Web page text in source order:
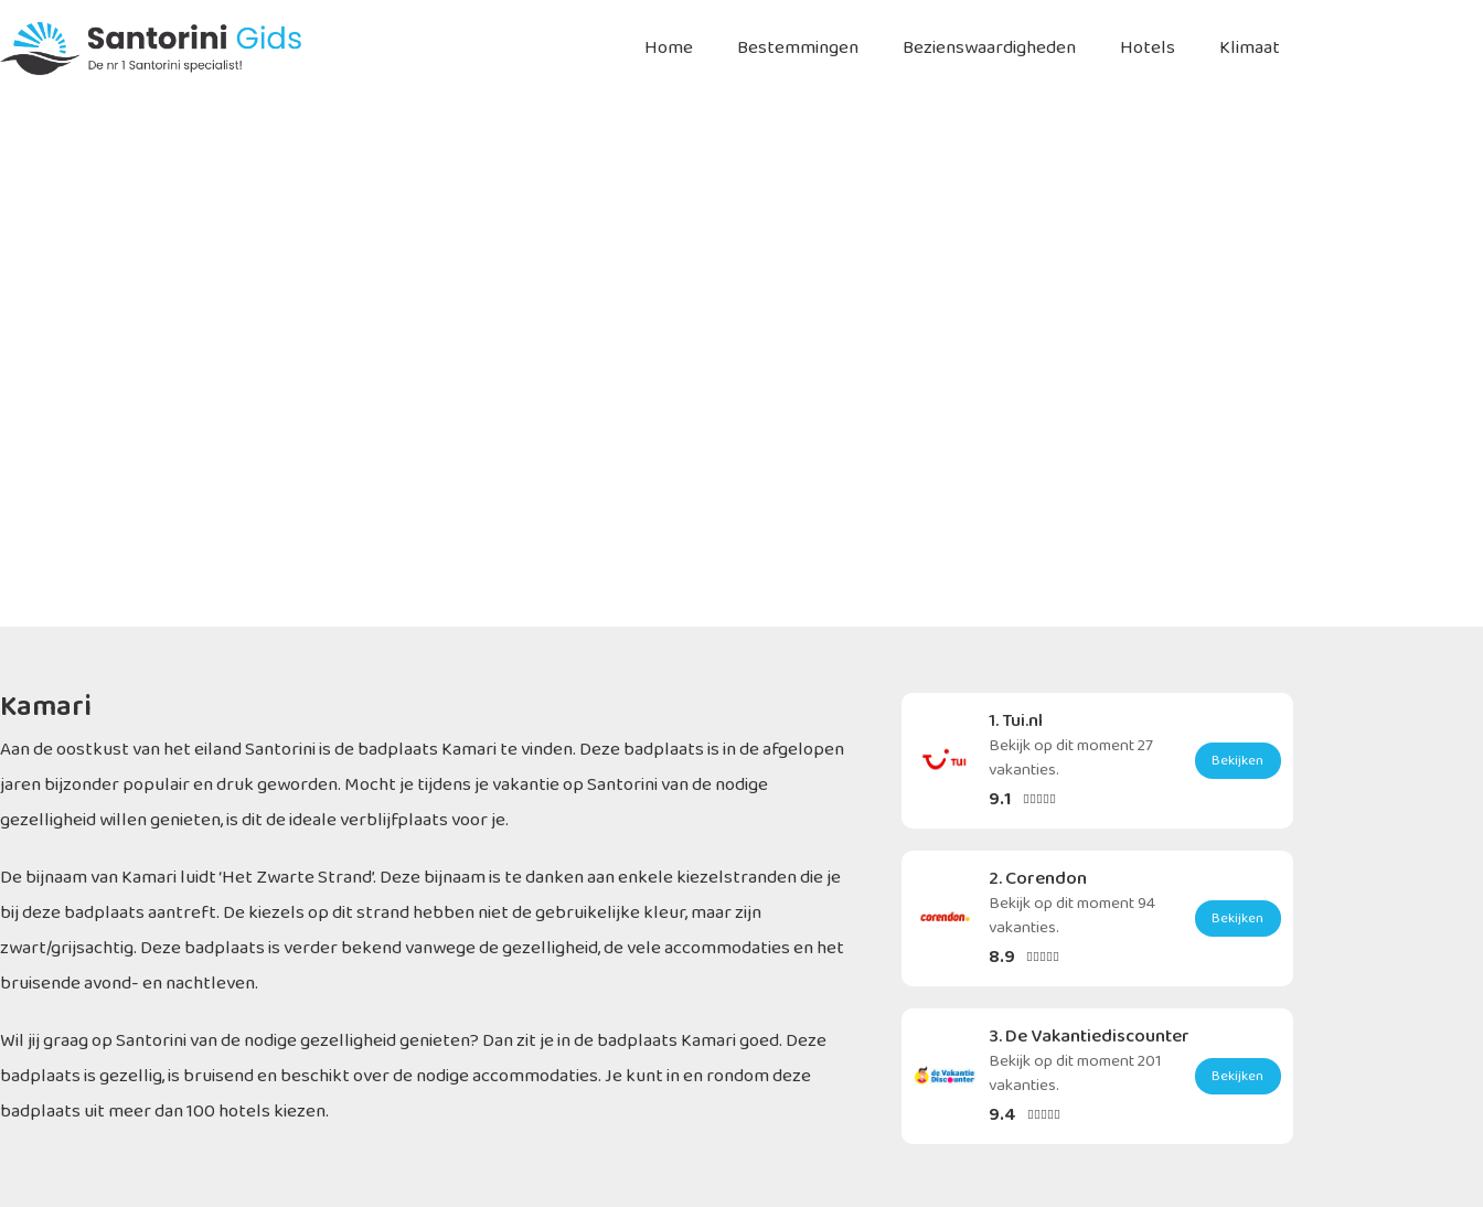
Home Bestemmingen Bezienswaardigheden Hotels Klimaat
Kamari
Aan de oostkust van het eiland Santorini is de badplaats Kamari te vinden. Deze badplaats is in de afgelopen
jaren bijzonder populair en druk geworden. Mocht je tijdens je vakantie op Santorini van de nodige
gezelligheid willen genieten, is dit de ideale verblijfplaats voor je.
De bijnaam van Kamari luidt ‘Het Zwarte Strand’. Deze bijnaam is te danken aan enkele kiezelstranden die je
bij deze badplaats aantreft. De kiezels op dit strand hebben niet de gebruikelijke kleur, maar zijn
zwart/grijsachtig. Deze badplaats is verder bekend vanwege de gezelligheid, de vele accommodaties en het
bruisende avond- en nachtleven.
Wil jij graag op Santorini van de nodige gezelligheid genieten? Dan zit je in de badplaats Kamari goed. Deze
badplaats is gezellig, is bruisend en beschikt over de nodige accommodaties. Je kunt in en rondom deze
badplaats uit meer dan 100 hotels kiezen.
1. Tui.nl
Bekijk op dit moment 27
vakanties.
9.1 
Bekijken
2. Corendon
Bekijk op dit moment 94
vakanties.
8.9 
Bekijken
3. De Vakantiediscounter
Bekijk op dit moment 201
vakanties.
9.4 
Bekijken